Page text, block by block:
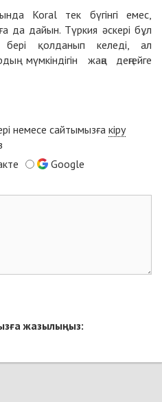
Koral тек бүгінгі емес,
да дайын. Түркия әскері бұл
қолданып келеді, ал
мүмкіндігін жаңа деңгейге
немесе сайтымызға кіру
Google
жазылыңыз: